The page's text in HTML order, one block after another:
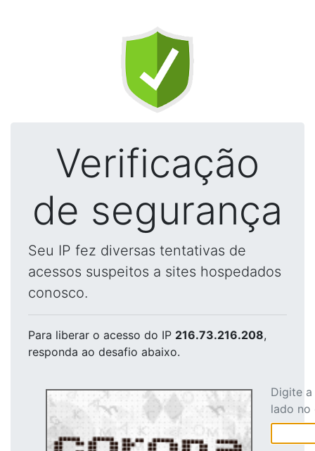
Verificação
de segurança
Seu IP fez diversas tentativas de
acessos suspeitos a sites hospedados
conosco.
Para liberar o acesso do IP 216.73.216.208,
responda ao desafio abaixo.
Digite
lado no